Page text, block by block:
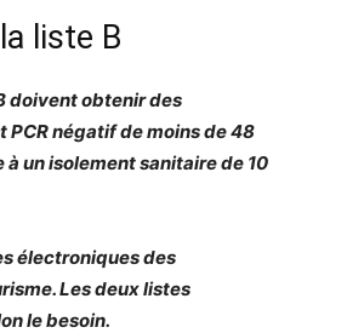
liste B
doivent obtenir des
négatif de moins de 48
un isolement sanitaire de 10
électroniques des
Les deux listes
le besoin.